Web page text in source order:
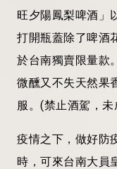
旺夕陽鳳梨啤酒」
打開瓶蓋除了啤酒
於台南獨賣限量款
微醺又不失天然果
服。(禁止酒駕，
疫情之下，做好防
時，可來台南大員